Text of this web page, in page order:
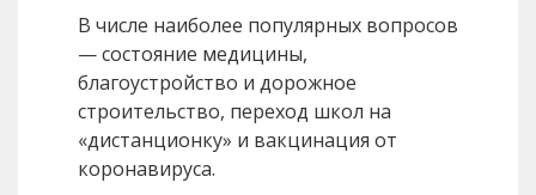
В числе наиболее популярных вопросов
— состояние медицины,
благоустройство и дорожное
строительство, переход школ на
«дистанционку» и вакцинация от
коронавируса.